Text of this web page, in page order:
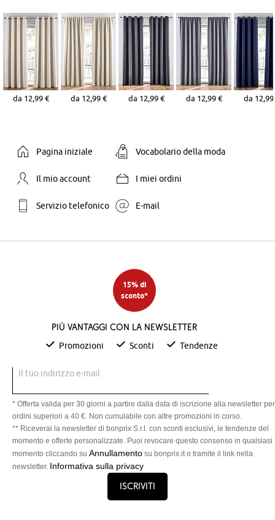
da 12,99 € da 12,99 € da 12,99 € da 12,99 € da 12,99
Pagina iniziale Vocabolario della moda
Il mio account I miei ordini
Servizio telefonico E-mail
15% di
sconto*
Più vantaggi con la newsletter
Promozioni Sconti Tendenze
Il tuo indirizzo e-mail
* Offerta valida per 30 giorni a partire dalla data di iscrizione alla newsletter per
ordini superiori a 40 €. Non cumulabile con altre promozioni in corso.
** Riceverai la newsletter di bonprix S.r.l. con sconti esclusivi, le tendenze del
momento e offerte personalizzate. Puoi revocare questo consenso in qualsiasi
momento cliccando su Annullamento su bonprix.it o tramite il link nella
newsletter. Informativa sulla privacy
Iscriviti